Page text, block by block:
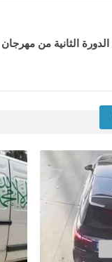
الدورة الثانية من